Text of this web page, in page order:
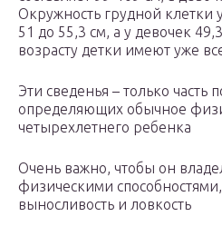
Окружность грудной клетки
51 до 55,3 см, а у девочек
возрасту детки имеют уже
Эти сведенья – только часть
определяющих обычное
четырехлетнего ребенка
Очень важно, чтобы он
физическими
выносливость и ловкость